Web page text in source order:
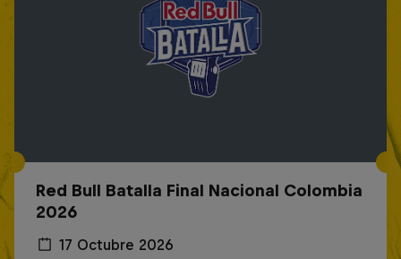
Red Bull Batalla Final Nacional Colombia
2026
17 Octubre 2026